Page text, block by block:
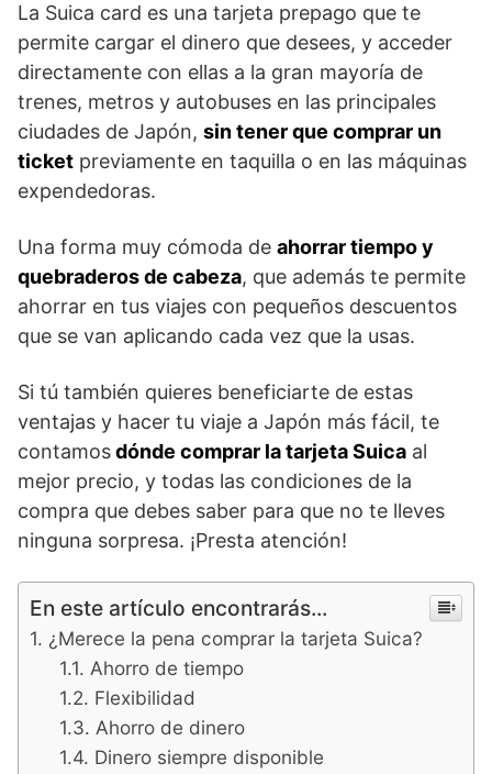
La Suica card es una tarjeta prepago que te
permite cargar el dinero que desees, y acceder
directamente con ellas a la gran mayoría de
trenes, metros y autobuses en las principales
ciudades de Japón, sin tener que comprar un
ticket previamente en taquilla o en las máquinas
expendedoras.
Una forma muy cómoda de ahorrar tiempo y
quebraderos de cabeza, que además te permite
ahorrar en tus viajes con pequeños descuentos
que se van aplicando cada vez que la usas.
Si tú también quieres beneficiarte de estas
ventajas y hacer tu viaje a Japón más fácil, te
contamosdónde comprar la tarjeta Suica al
mejor precio, y todas las condiciones de la
compra que debes saber para que no te lleves
ninguna sorpresa. ¡Presta atención!
En este artículo encontrarás...
¿Merece la pena comprar la tarjeta Suica?
Ahorro de tiempo
Flexibilidad
Ahorro de dinero
Dinero siempre disponible